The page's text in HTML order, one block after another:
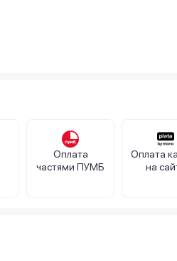
Оплата
частями ПУМБ
Оплата
на